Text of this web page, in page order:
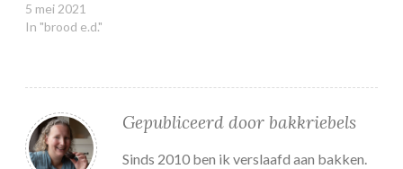
5 mei 2021
In "brood e.d."
Gepubliceerd door bakkriebels
Sinds 2010 ben ik verslaafd aan bakken.